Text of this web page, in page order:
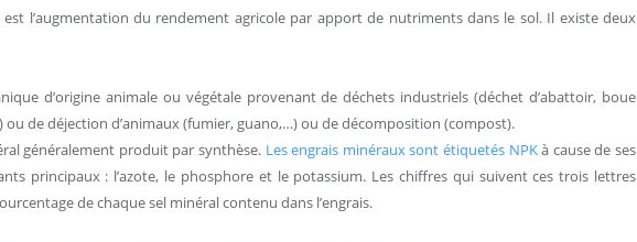
est l’augmentation du rendement agricole par apport de nutriments dans le sol. Il existe deux
d’origine animale ou végétale provenant de déchets industriels (déchet d’abattoir, boue
ou de déjection d’animaux (fumier, guano,…) ou de décomposition (compost).
généralement produit par synthèse. Les engrais minéraux sont étiquetés NPKà cause de ses
principaux : l’azote, le phosphore et le potassium. Les chiffres qui suivent ces trois lettres
de chaque sel minéral contenu dans l’engrais.